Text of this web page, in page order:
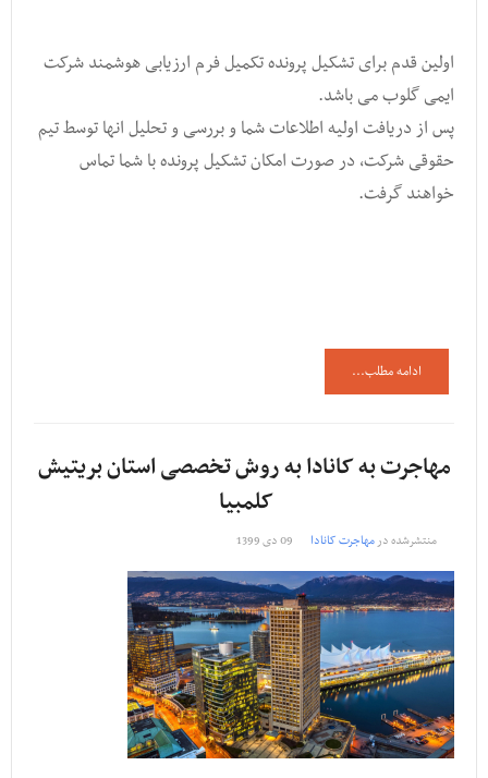
اولین قدم برای تشکیل پرونده تکمیل فرم ارزیابی هوشمند شرکت
ایمی گلوب می باشد.
پس از دریافت اولیه اطلاعات شما و بررسی و تحلیل انها توسط تیم
حقوقی شرکت, در صورت امکان تشکیل پرونده با شما تماس
خواهند گرفت.
ادامه مطلب...
مهاجرت به کانادا به روش تخصصی استان بریتیش
کلمبیا
منتشرشده درمهاجرت کانادا 09 دی 1399